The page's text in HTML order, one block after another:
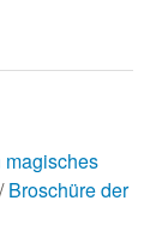
magisches
Broschüre der